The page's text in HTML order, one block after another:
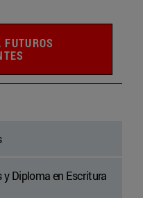
Diploma en Escritura